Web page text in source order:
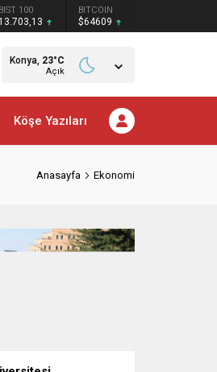
BIST 100
13.703,13
BITCOIN
$64609
Konya, 23°C
Açık
Köşe Yazıları
Anasayfa Ekonomi